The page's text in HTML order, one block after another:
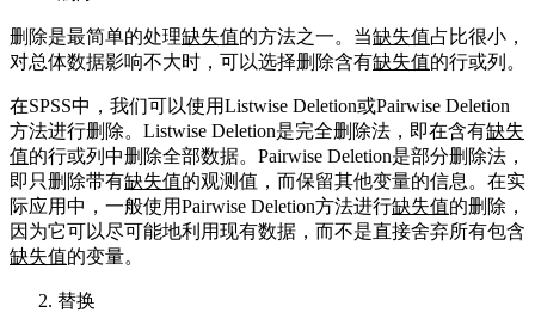
删除是最简单的处理缺失值的方法之一。当缺失值占比很小，
对总体数据影响不大时，可以选择删除含有缺失值的行或列。
在SPSS中，我们可以使用Listwise Deletion或Pairwise Deletion
方法进行删除。Listwise Deletion是完全删除法，即在含有缺失
值的行或列中删除全部数据。Pairwise Deletion是部分删除法，
即只删除带有缺失值的观测值，而保留其他变量的信息。在实
际应用中，一般使用Pairwise Deletion方法进行缺失值的删除，
因为它可以尽可能地利用现有数据，而不是直接舍弃所有包含
缺失值的变量。
替换